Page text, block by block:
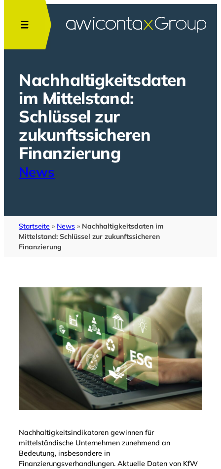
Inhalt
springen
Nachhaltigkeitsdaten
im Mittelstand:
Schlüssel zur
zukunftssicheren
Finanzierung
News
Startseite » News » Nachhaltigkeitsdaten im
Mittelstand: Schlüssel zur zukunftssicheren
Finanzierung
Nachhaltigkeitsindikatoren gewinnen für
mittelständische Unternehmen zunehmend an
Bedeutung, insbesondere in
Finanzierungsverhandlungen. Aktuelle Daten von KfW